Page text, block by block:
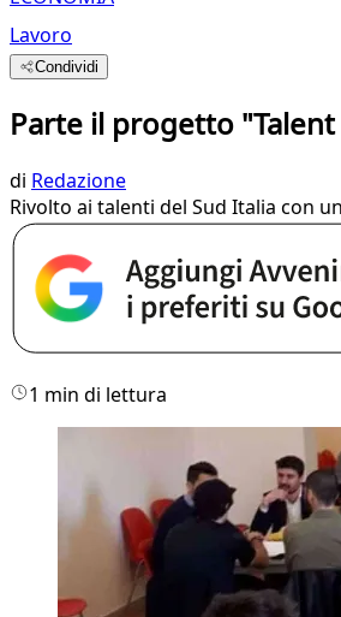
Lavoro
Condividi
Parte il progetto
di Redazione
Rivolto ai talenti del Sud Italia con
1 min di lettura